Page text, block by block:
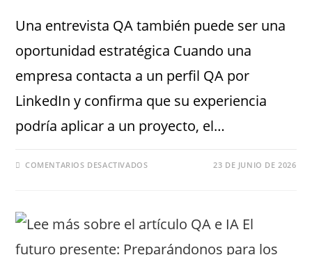
Una entrevista QA también puede ser una
oportunidad estratégica Cuando una
empresa contacta a un perfil QA por
LinkedIn y confirma que su experiencia
podría aplicar a un proyecto, el…
COMENTARIOS DESACTIVADOS 23 DE JUNIO DE 2026